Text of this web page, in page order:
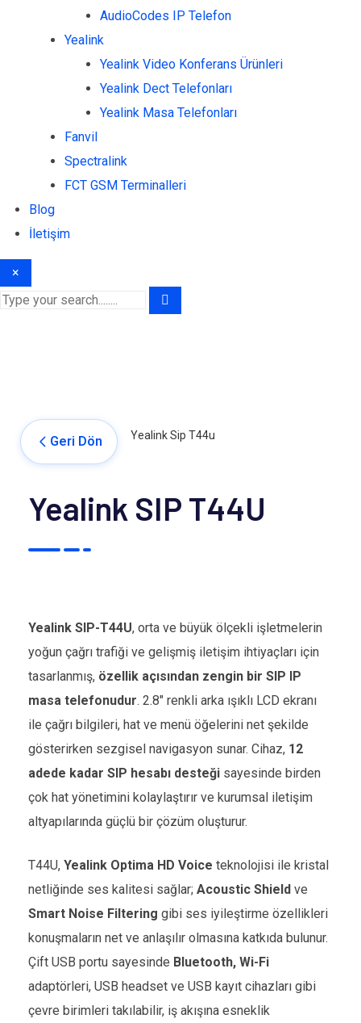
AudioCodes IP Telefon
Yealink
Yealink Video Konferans Ürünleri
Yealink Dect Telefonları
Yealink Masa Telefonları
Fanvil
Spectralink
FCT GSM Terminalleri
Blog
İletişim
×
Geri Dön Yealink Sip T44u
Yealink SIP T44U
Yealink SIP-T44U, orta ve büyük ölçekli işletmelerin
yoğun çağrı trafiği ve gelişmiş iletişim ihtiyaçları için
tasarlanmış, özellik açısından zengin bir SIP IP
masa telefonudur. 2.8″ renkli arka ışıklı LCD ekranı
ile çağrı bilgileri, hat ve menü öğelerini net şekilde
gösterirken sezgisel navigasyon sunar. Cihaz, 12
adede kadar SIP hesabı desteği sayesinde birden
çok hat yönetimini kolaylaştırır ve kurumsal iletişim
altyapılarında güçlü bir çözüm oluşturur.
T44U, Yealink Optima HD Voice teknolojisi ile kristal
netliğinde ses kalitesi sağlar; Acoustic Shield ve
Smart Noise Filtering gibi ses iyileştirme özellikleri
konuşmaların net ve anlaşılır olmasına katkıda bulunur.
Çift USB portu sayesinde Bluetooth, Wi-Fi
adaptörleri, USB headset ve USB kayıt cihazları gibi
çevre birimleri takılabilir, iş akışına esneklik